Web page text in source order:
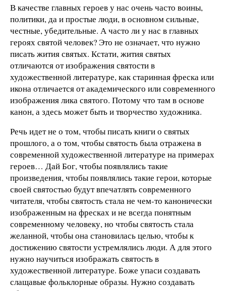
В качестве главных героев у нас очень часто воины,
политики, да и простые люди, в основном сильные,
честные, убедительные. А часто ли у нас в главных
героях святой человек? Это не означает, что нужно
писать жития святых. Кстати, жития святых
отличаются от изображения святости в
художественной литературе, как старинная фреска или
икона отличается от академического или современного
изображения лика святого. Потому что там в основе
канон, а здесь может быть и творчество художника.
Речь идет не о том, чтобы писать книги о святых
прошлого, а о том, чтобы святость была отражена в
современной художественной литературе на примерах
героев… Дай Бог, чтобы появлялись такие
произведения, чтобы появлялись такие герои, которые
своей святостью будут впечатлять современного
читателя, чтобы святость стала не чем-то канонически
изображенным на фресках и не всегда понятным
современному человеку, но чтобы святость стала
желанной, чтобы она становилась целью, чтобы к
достижению святости устремлялись люди. А для этого
нужно научиться изображать святость в
художественной литературе. Боже упаси создавать
слащавые фольклорные образы. Нужно создавать